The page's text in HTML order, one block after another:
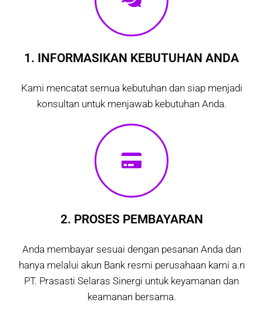
1. INFORMASIKAN KEBUTUHAN ANDA
Kami mencatat semua kebutuhan dan siap menjadi
konsultan untuk menjawab kebutuhan Anda.
2. PROSES PEMBAYARAN
Anda membayar sesuai dengan pesanan Anda dan
hanya melalui akun Bank resmi perusahaan kami a.n
PT. Prasasti Selaras Sinergi untuk keyamanan dan
keamanan bersama.